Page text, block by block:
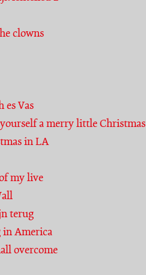
clowns
es Vas
a merry little Christmas
in LA
my live
terug
America
overcome